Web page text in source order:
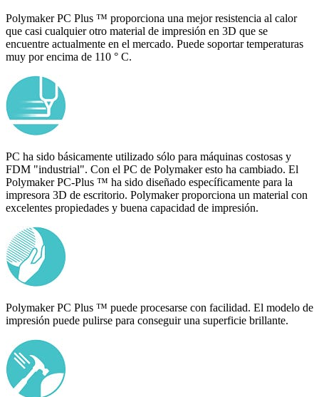
Polymaker PC Plus ™ proporciona una mejor resistencia al calor
que casi cualquier otro material de impresión en 3D que se
encuentre actualmente en el mercado. Puede soportar temperaturas
muy por encima de 110 ° C.
PC ha sido básicamente utilizado sólo para máquinas costosas y
FDM "industrial". Con el PC de Polymaker esto ha cambiado. El
Polymaker PC-Plus ™ ha sido diseñado específicamente para la
impresora 3D de escritorio. Polymaker proporciona un material con
excelentes propiedades y buena capacidad de impresión.
Polymaker PC Plus ™ puede procesarse con facilidad. El modelo de
impresión puede pulirse para conseguir una superficie brillante.